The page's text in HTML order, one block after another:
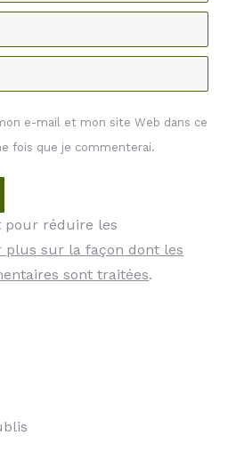
e-mail et mon site Web dans ce
fois que je commenterai.
pour réduire les
plus sur la façon dont les
sont traitées.